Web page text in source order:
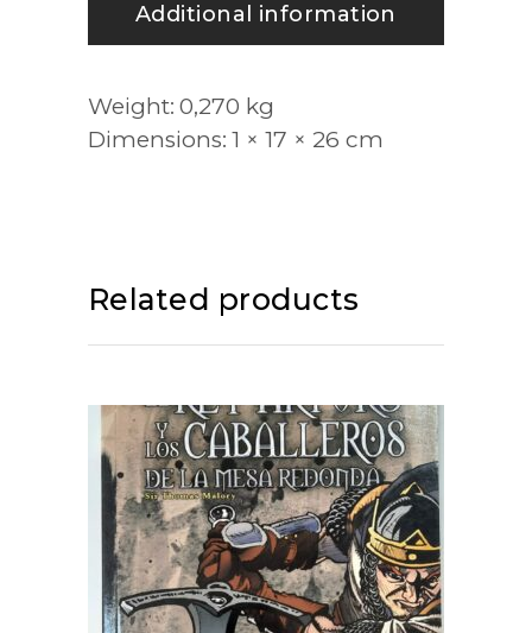
Additional information
Weight 0,270 kg
Dimensions 1 × 17 × 26 cm
Related products
ADD TO CART